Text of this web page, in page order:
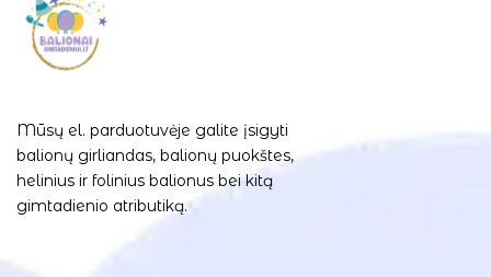
Mūsų el. parduotuvėje galite įsigyti
balionų girliandas, balionų puokštes,
helinius ir folinius balionus bei kitą
gimtadienio atributiką.